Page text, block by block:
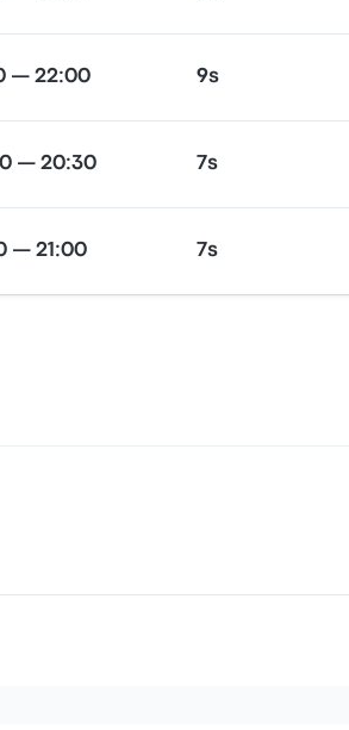
— 22:00 9s
— 20:30 7s
— 21:00 7s